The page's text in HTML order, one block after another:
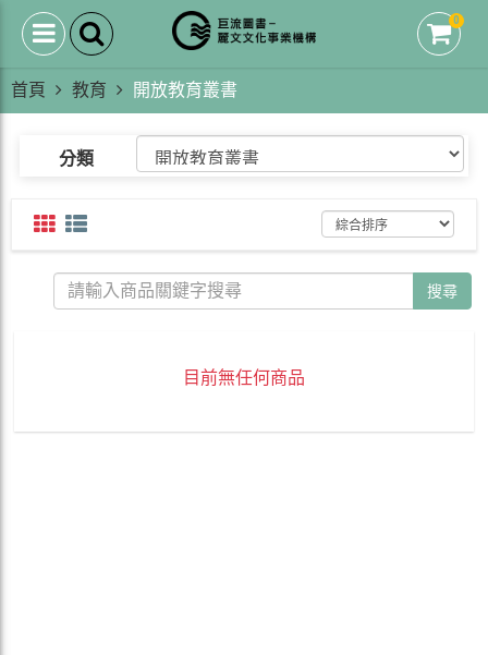
0
首頁 教育 開放教育叢書
分類
搜尋
目前無任何商品